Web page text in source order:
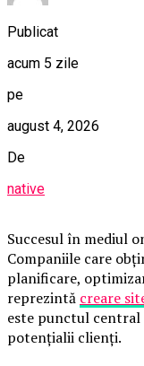
Publicat
acum 5 zile
pe
august 4, 2026
De
native
Succesul în mediul
Companiile care
planificare,
reprezintă creare
este punctul
potențialii clienți.